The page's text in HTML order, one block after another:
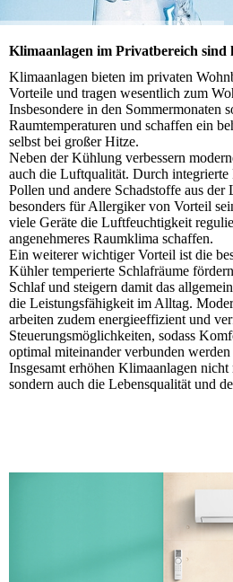
Klimaanlagen im Privatbereich sind
Klimaanlagen bieten im privaten
Vorteile und tragen wesentlich zum
Insbesondere in den Sommermonaten
Raumtemperaturen und schaffen ein
selbst bei großer Hitze.
Neben der Kühlung verbessern
auch die Luftqualität. Durch integrierte
Pollen und andere Schadstoffe aus der
besonders für Allergiker von Vorteil
viele Geräte die Luftfeuchtigkeit
angenehmeres Raumklima schaffen.
Ein weiterer wichtiger Vorteil ist die
Kühler temperierte Schlafräume
Schlaf und steigern damit das
die Leistungsfähigkeit im Alltag.
arbeiten zudem energieeffizient und
Steuerungsmöglichkeiten, sodass
optimal miteinander verbunden
Insgesamt erhöhen Klimaanlagen
sondern auch die Lebensqualität und